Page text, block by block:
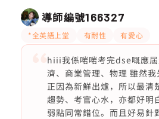
導師編號166327
*全英語上堂 有耐性 有愛心
hiii我係啱啱考完dse嘅應
濟、商業管理、物理 雖然
正因為新鮮出爐，所以最清
趨勢、考官心水，亦都好明
弱點同常錯位。而且好易針